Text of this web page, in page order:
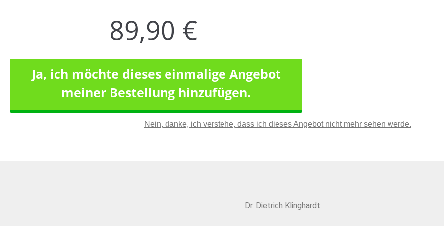
89,90 €
Ja, ich möchte dieses einmalige Angebot
meiner Bestellung hinzufügen.
Nein, danke, ich verstehe, dass ich dieses Angebot nicht mehr sehen werde.
Dr. Dietrich Klinghardt